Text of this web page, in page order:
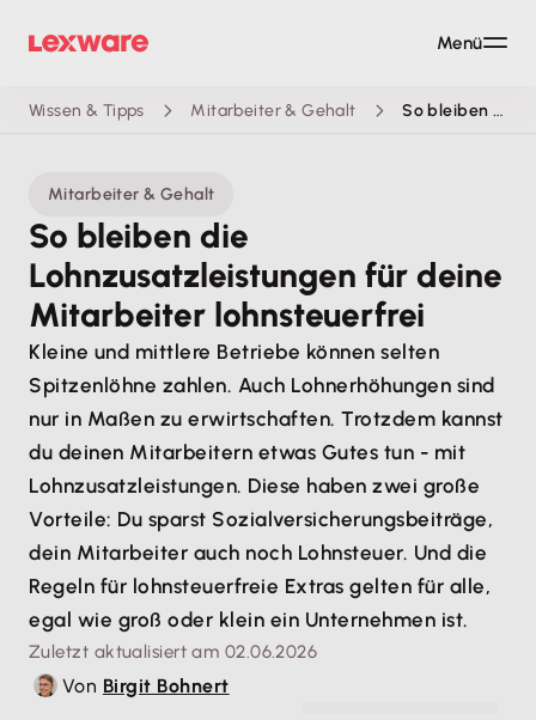
Wissen & Tipps Mitarbeiter & Gehalt So bleiben die Lohnzusatzleistungen für deine Mitarbeiter lohnsteuerfrei
Mitarbeiter & Gehalt
So bleiben die
Lohnzusatzleistungen für deine
Mitarbeiter lohnsteuerfrei
Kleine und mittlere Betriebe können selten
Spitzenlöhne zahlen. Auch Lohnerhöhungen sind
nur in Maßen zu erwirtschaften. Trotzdem kannst
du deinen Mitarbeitern etwas Gutes tun - mit
Lohnzusatzleistungen. Diese haben zwei große
Vorteile: Du sparst Sozialversicherungsbeiträge,
dein Mitarbeiter auch noch Lohnsteuer. Und die
Regeln für lohnsteuerfreie Extras gelten für alle,
egal wie groß oder klein ein Unternehmen ist.
Zuletzt aktualisiert am 02.06.2026
Von Birgit Bohnert
Menü